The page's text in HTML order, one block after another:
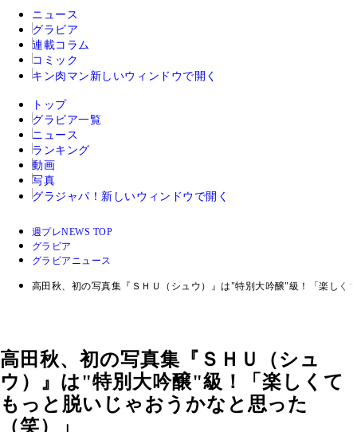
ニュース
グラビア
連載コラム
コミック
キン肉マン 新しいウィンドウで開く
トップ
グラビア一覧
ニュース
ランキング
動画
写真
グラジャパ！ 新しいウィンドウで開く
週プレNEWS TOP
グラビア
グラビアニュース
高田秋、初の写真集『ＳＨＵ（シュウ）』は"特別大吟醸"級！「楽しく
高田秋、初の写真集『ＳＨＵ（シュ
ウ）』は"特別大吟醸"級！「楽しくて
もっと脱いじゃおうかなと思った
（笑）」